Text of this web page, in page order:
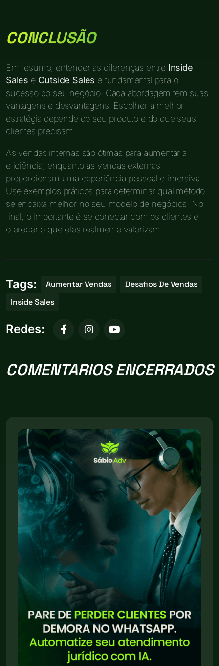
CONCLUSÃO
Em resumo, entender as diferenças entre Inside
Sales e Outside Sales é fundamental para o
sucesso do seu negócio. Cada abordagem tem suas
vantagens e desvantagens. Escolher a melhor
estratégia depende do seu produto e do que seus
clientes precisam.
As vendas internas são ótimas para aumentar a
eficiência, enquanto as vendas externas
proporcionam uma experiência pessoal e imersiva.
Use exemplos práticos para determinar qual método
se encaixa melhor no seu modelo de negócios. No
final, o importante é se conectar com os clientes e
oferecer o que eles realmente valorizam.
Tags: Aumentar Vendas
Desafios De Vendas
Inside Sales
Redes:
COMENTARIOS ENCERRADOS